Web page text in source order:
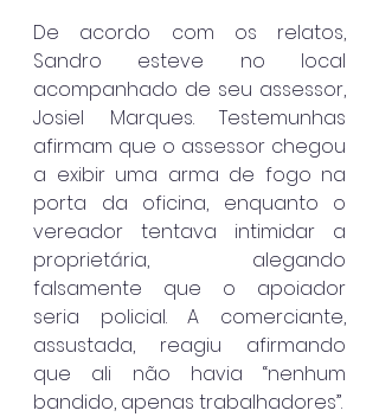
De acordo com os relatos,
Sandro esteve no local
acompanhado de seu assessor,
Josiel Marques. Testemunhas
afirmam que o assessor chegou
a exibir uma arma de fogo na
porta da oficina, enquanto o
vereador tentava intimidar a
proprietária, alegando
falsamente que o apoiador
seria policial. A comerciante,
assustada, reagiu afirmando
que ali não havia “nenhum
bandido, apenas trabalhadores”.